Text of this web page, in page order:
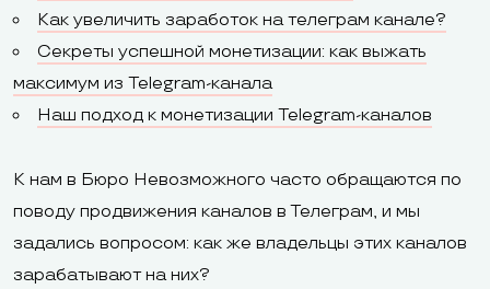
Как увеличить заработок на телеграм канале?
Секреты успешной монетизации: как выжать
максимум из Telegram-канала
Наш подход к монетизации Telegram-каналов
К нам в Бюро Невозможного часто обращаются по
поводу продвижения каналов в Телеграм, и мы
задались вопросом: как же владельцы этих каналов
зарабатывают на них?